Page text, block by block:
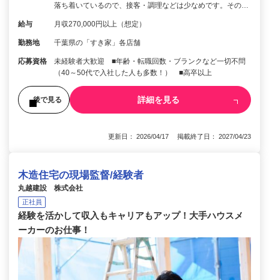
落ち着いているので、接客・調理などは少なめです。その…
給与 月収270,000円以上（想定）
勤務地 千葉県の「すき家」各店舗
応募資格
未経験者大歓迎 ■年齢・転職回数・ブランクなど一切不問
（40～50代で入社した人も多数！） ■高卒以上
後で見る 詳細を見る
更新日： 2026/04/17 掲載終了日： 2027/04/23
木造住宅の現場監督/経験者
丸越建設 株式会社
正社員
経験を活かして収入もキャリアもアップ！大手ハウスメ
ーカーのお仕事！